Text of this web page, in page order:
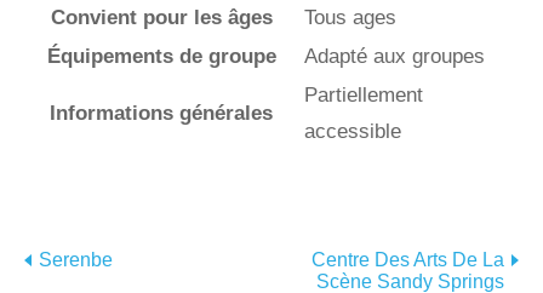
Convient pour les âges
Tous ages
Équipements de groupe
Adapté aux groupes
Informations générales
Partiellement
accessible
Serenbe
Centre Des Arts De La
Scène Sandy Springs